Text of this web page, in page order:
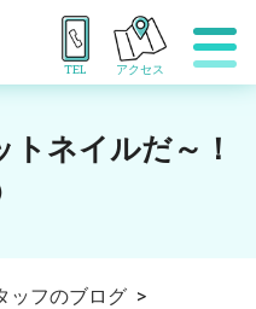
TEL アクセス
ネイルだ～！
ッフのブログ >